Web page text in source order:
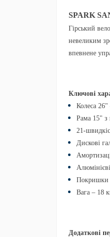
SPARK
Гірський
невеликим
впевнене
Ключові
Колеса 26"
Рама 15" з
21-
Дискові
Покришки
Вага – 18
Додаткові